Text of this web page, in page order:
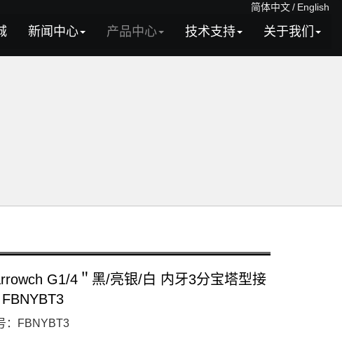
简体中文/ English
新闻中心 产品中心 技术支持 关于我们
G1/4＂黑/亮银/白 内牙3分宝塔型接
：FBNYBT3